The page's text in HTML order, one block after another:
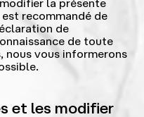
la présente
recommandé de
de
de toute
nous vous informerons
et les modifier